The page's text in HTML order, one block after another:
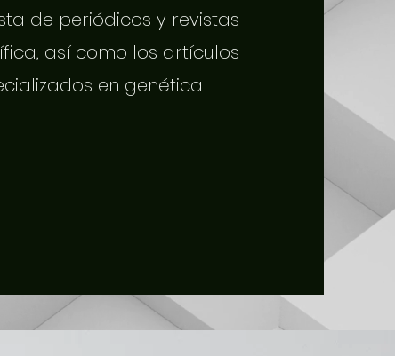
de periódicos y revistas
así como los artículos
en genética.